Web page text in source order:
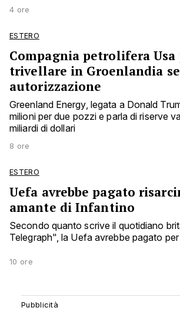
4 ore
ESTERO
Compagnia petrolifera
trivellare in Groenlandia
autorizzazione
Greenland Energy, legata a Donald
milioni per due pozzi e parla di riserve
miliardi di dollari
8 ore
ESTERO
Uefa avrebbe pagato
amante di Infantino
Secondo quanto scrive il quotidiano
Telegraph", la Uefa avrebbe pagato per
10 ore